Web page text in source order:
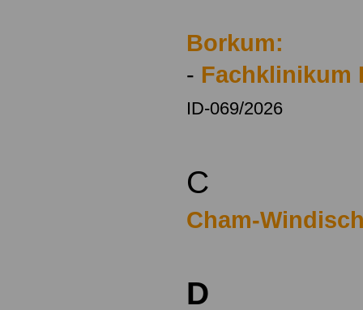
Borkum:
- Fachklinikum
ID-069/2026
C
Cham-
D